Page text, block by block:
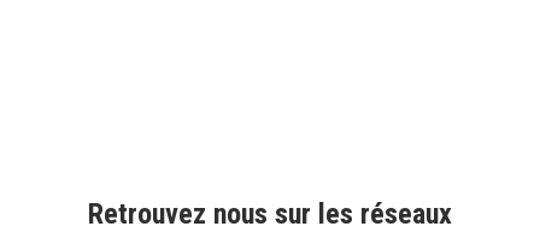
Retrouvez nous sur les réseaux